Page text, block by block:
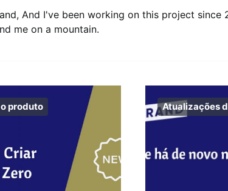
And I've been working on this project since
me on a mountain.
produto Atualizações